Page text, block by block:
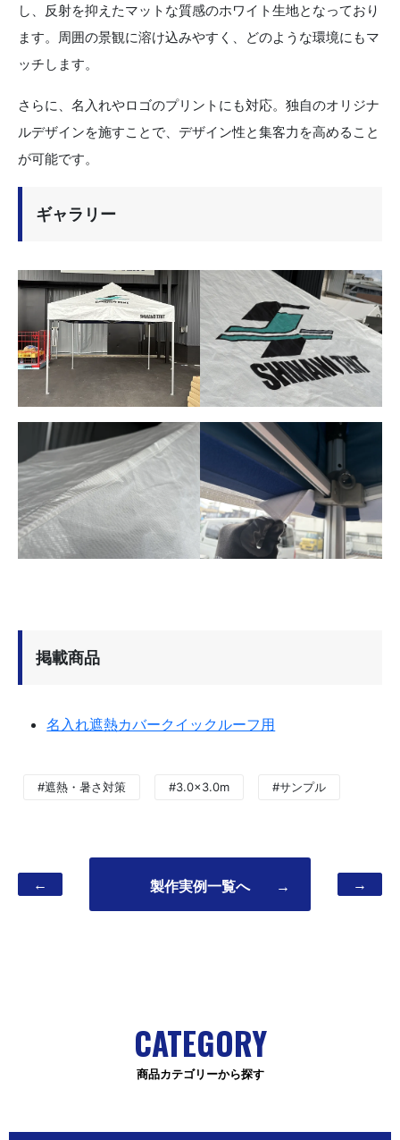
し、反射を抑えたマットな質感のホワイト生地となっており
ます。周囲の景観に溶け込みやすく、どのような環境にもマ
ッチします。
さらに、名入れやロゴのプリントにも対応。独自のオリジナ
ルデザインを施すことで、デザイン性と集客力を高めること
が可能です。
ギャラリー
掲載商品
名入れ遮熱カバークイックルーフ用
#遮熱・暑さ対策 #3.0×3.0m #サンプル
← 製作実例一覧へ → →
CATEGORY
商品カテゴリーから探す